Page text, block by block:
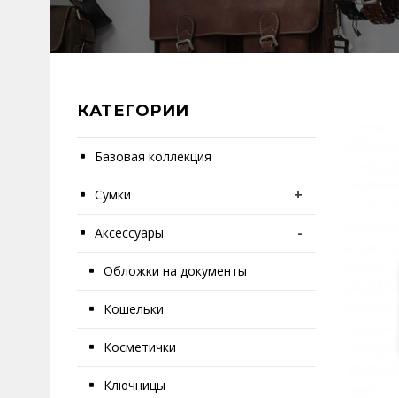
КАТЕГОРИИ
Базовая коллекция
Сумки +
Аксессуары -
Обложки на документы
Кошельки
Косметички
Ключницы